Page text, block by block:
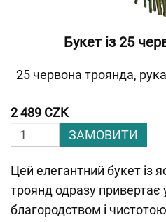
Букет із 25
25 червона троянда,
2 489 CZK
ЗАМОВИТИ
Цей елегантний букет із
троянд одразу привертає
благородством і